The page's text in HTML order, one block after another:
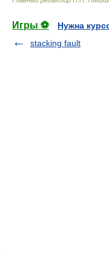
Игры ⚽
Нужна
stacking fault